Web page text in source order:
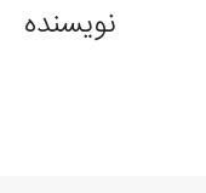
نویسنده